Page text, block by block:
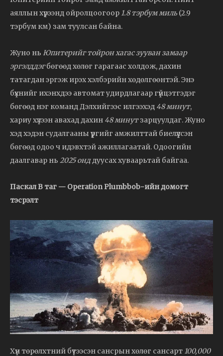
аяллын хүрээнд ойролцоогоор 1.8 тэрбум миль (2.9
тэрбум км) зам туулсан байна.
Жуно нь Юпитерийг тойрон хагас зууван замаар
эргэлддэгбөгөөд хөлөг гарагаас холдож, дахин
татагдан эргэж ирэх хэлбэрийн хөдөлгөөнтэй. Энэ
бүхнийг ихэнхдээ автомат удирдлагаар гүйцэтгэдэг
бөгөөд нэг команд Дэлхийгээс илгээхэд 48 минут,
хариу хүлээн авахад дахин 48 минутзарцуулдаг. Жуно
хэд хэдэн судалгааны үүргийг амжилттай биелүүлсэн
бөгөөд одоо ч идэвхтэй ажиллагаатай. Одоогийн
даалгавар нь 2025 онддуусах хуваарьтай байгаа.
Паскал B таг — Operation Plumbbob-ийн домогт
тэсрэлт
Хүн төрөлхтний бүтээсэн сансрын хөлөг сансарт 100,000